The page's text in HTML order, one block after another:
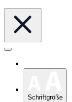
Schriftgröße